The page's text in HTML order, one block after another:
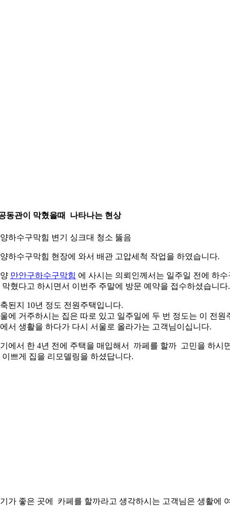
동관이 막혔을때 나타나는 현상
하수구막힘 변기 싱크대 청소 뚫음
하수구막힘 현장에 와서 배관 고압세척 작업을 하였습니다.
만안구하수구막힘 에 사시는 의뢰인께서는 일주일 전에 하수
막혔다고 하시면서 이번주 주말에 방문 예약을 접수하셨습니다.
된지 10년 정도 전원주택입니다.
에 거주하시는 집은 따로 있고 일주일에 두 번 정도는 이 전원
서 생활을 하다가 다시 서울로 올라가는 고객님이십니다.
에서 한 4년 전에 주택을 매입해서 까페를 할까 고민을 하시
이쁘게 집을 리모델링을 하셨답니다.
가 좋은 곳에 카페를 할까라고 생각하시는 고객님은 생활에